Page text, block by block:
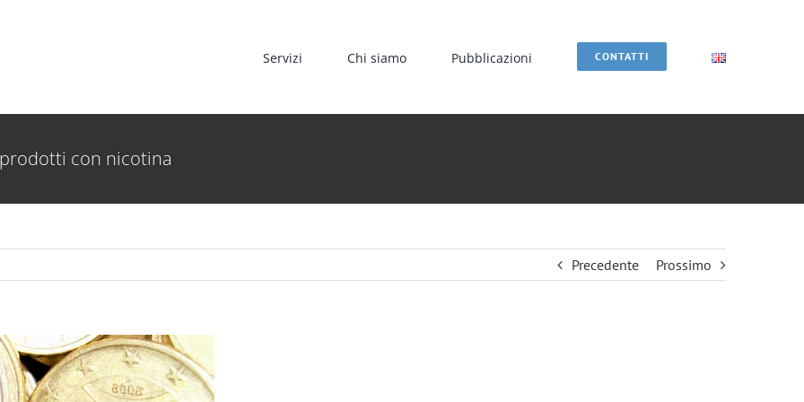
Servizi Chi siamo Pubblicazioni CONTATTI
con nicotina
Precedente Prossimo